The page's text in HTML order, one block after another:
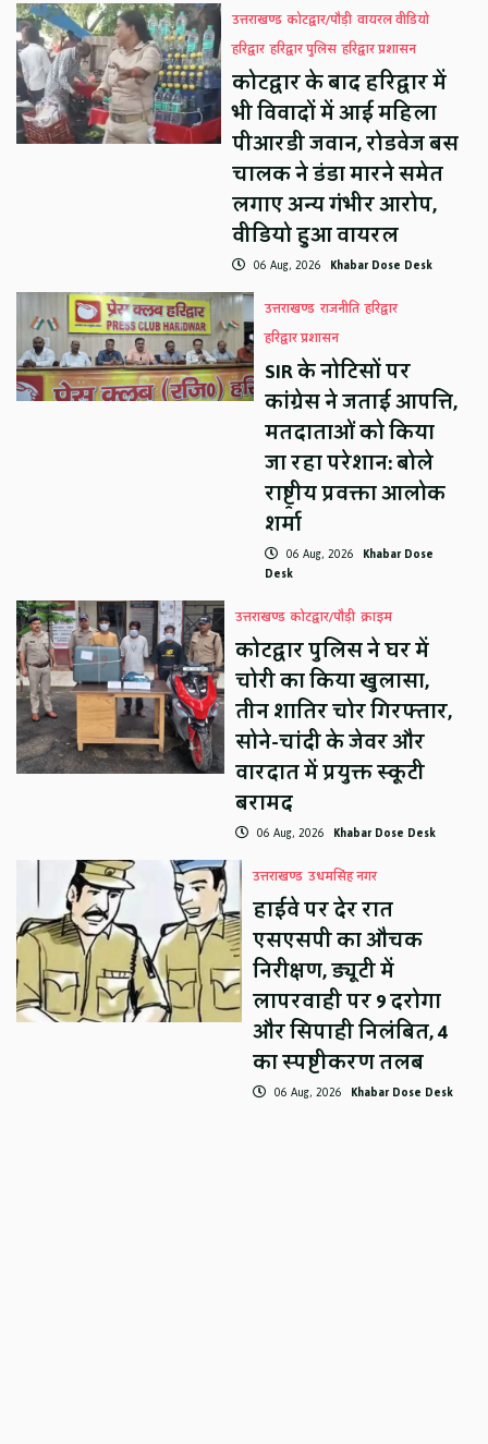
उत्तराखण्ड कोटद्वार/पौड़ी वायरल वीडियो
हरिद्वार हरिद्वार पुलिस हरिद्वार प्रशासन
कोटद्वार के बाद हरिद्वार में
भी विवादों में आई महिला
पीआरडी जवान, रोडवेज बस
चालक ने डंडा मारने समेत
लगाए अन्य गंभीर आरोप,
वीडियो हुआ वायरल
06 Aug, 2026 Khabar Dose Desk
उत्तराखण्ड राजनीति हरिद्वार
हरिद्वार प्रशासन
SIR के नोटिसों पर
कांग्रेस ने जताई आपत्ति,
मतदाताओं को किया
जा रहा परेशान: बोले
राष्ट्रीय प्रवक्ता आलोक
शर्मा
06 Aug, 2026 Khabar Dose
Desk
उत्तराखण्ड कोटद्वार/पौड़ी क्राइम
कोटद्वार पुलिस ने घर में
चोरी का किया खुलासा,
तीन शातिर चोर गिरफ्तार,
सोने-चांदी के जेवर और
वारदात में प्रयुक्त स्कूटी
बरामद
06 Aug, 2026 Khabar Dose Desk
उत्तराखण्ड उधमसिंह नगर
हाईवे पर देर रात
एसएसपी का औचक
निरीक्षण, ड्यूटी में
लापरवाही पर 9 दरोगा
और सिपाही निलंबित, 4
का स्पष्टीकरण तलब
06 Aug, 2026 Khabar Dose Desk